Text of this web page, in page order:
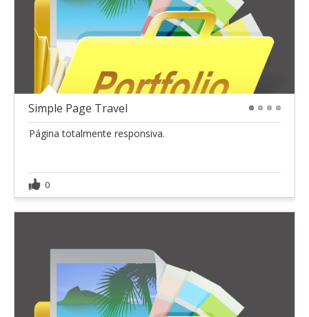
Simple Page Travel
Página totalmente responsiva.
0